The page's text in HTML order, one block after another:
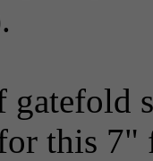
this 7"